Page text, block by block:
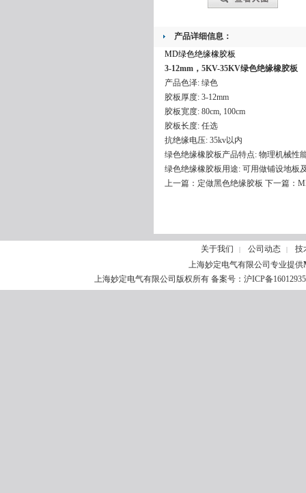
产品详细信息：
MD绿色绝缘橡胶板
3-12mm，5KV-35KV绿色绝缘橡胶板
产品色泽: 绿色
胶板厚度: 3-12mm
胶板宽度: 80cm, 100cm
胶板长度: 任选
抗绝缘电压: 35kv以内
绿色绝缘橡胶板产品特点: 物理机械性
绿色绝缘橡胶板用途: 可用做铺设地板
上一篇： 定做黑色绝缘胶板 下一篇：
关于我们 | 公司动态 |
技
上海妙定电气有限公司专业提供
上海妙定电气有限公司版权所有 备案号： 沪ICP备